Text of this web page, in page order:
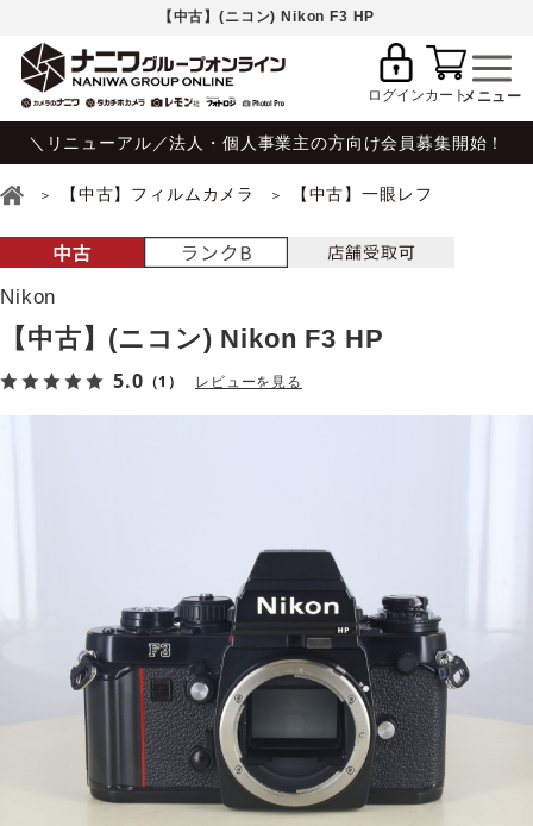
【中古】(ニコン) Nikon F3 HP
ログインカート
＼リニューアル／法人・個人事業主の方向け会員募集開始！
【中古】フィルムカメラ 【中古】一眼レフ
Nikon
【中古】(ニコン) Nikon F3 HP
5.0 （1） レビューを見る